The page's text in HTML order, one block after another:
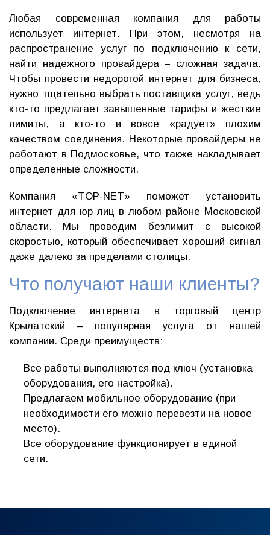
Любая современная компания для работы
использует интернет. При этом, несмотря на
распространение услуг по подключению к сети,
найти надежного провайдера – сложная задача.
Чтобы провести недорогой интернет для бизнеса,
нужно тщательно выбрать поставщика услуг, ведь
кто-то предлагает завышенные тарифы и жесткие
лимиты, а кто-то и вовсе «радует» плохим
качеством соединения. Некоторые провайдеры не
работают в Подмосковье, что также накладывает
определенные сложности.
Компания «TOP-NET» поможет установить
интернет для юр лиц в любом районе Московской
области. Мы проводим безлимит с высокой
скоростью, который обеспечивает хороший сигнал
даже далеко за пределами столицы.
Что получают наши клиенты?
Подключение интернета в торговый центр
Крылатский – популярная услуга от нашей
компании. Среди преимуществ:
Все работы выполняются под ключ (установка
оборудования, его настройка).
Предлагаем мобильное оборудование (при
необходимости его можно перевезти на новое
место).
Все оборудование функционирует в единой
сети.